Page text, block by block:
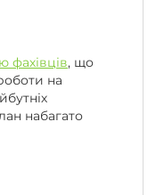
фахівців, що
на
набагато